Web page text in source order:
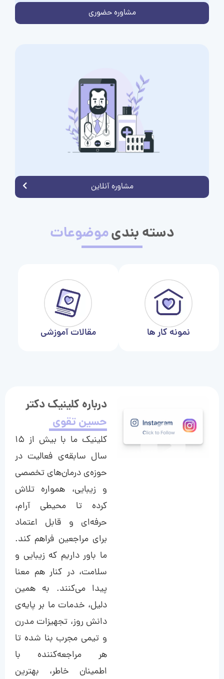
مشاوره حضوری
مشاوره آنلاین
دسته بندیموضوعات
نمونه کار ها مقالات آموزشی
درباره کلینیک دکتر
حسین تقوی
کلینیک ما با بیش از ۱۵
سال سابقه‌ی فعالیت در
حوزه‌ی درمان‌های تخصصی
و زیبایی، همواره تلاش
کرده تا محیطی آرام،
حرفه‌ای و قابل اعتماد
برای مراجعین فراهم کند.
ما باور داریم که زیبایی و
سلامت، در کنار هم معنا
پیدا می‌کنند. به همین
دلیل، خدمات ما بر پایه‌ی
دانش روز، تجهیزات مدرن
و تیمی مجرب بنا شده تا
هر مراجعه‌کننده با
اطمینان خاطر، بهترین